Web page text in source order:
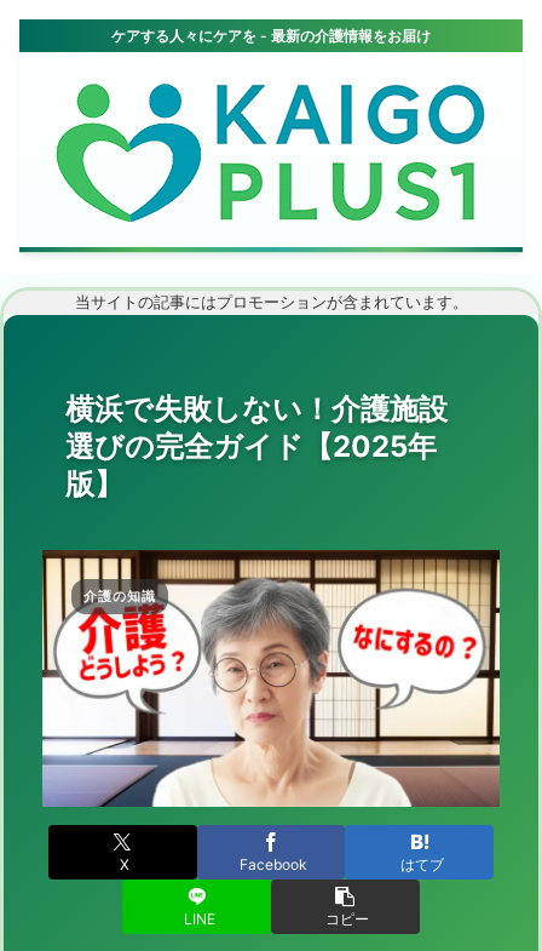
当サイトの記事にはプロモーションが含まれています。
横浜で失敗しない！介護施設
選びの完全ガイド【2025年
版】
介護の知識
X Facebook はてブ
LINE コピー